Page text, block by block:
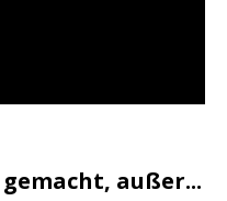
außer...